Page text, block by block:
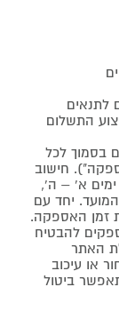
לתנאים
התשלום
בסמוך לכל
חישוב
ימים א' – ה',
יחד עם
זמן האספקה.
להבטיח
האתר
או עיכוב
ביטול